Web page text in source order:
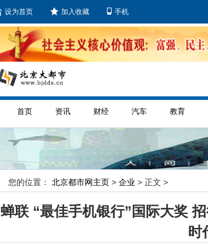
设为首页 加入收藏 手机
首页 资讯 财经 汽车 教育
您的位置： 北京都市网主页 > 企业 > 正文 >
蝉联 “最佳手机银行”国际大奖
时